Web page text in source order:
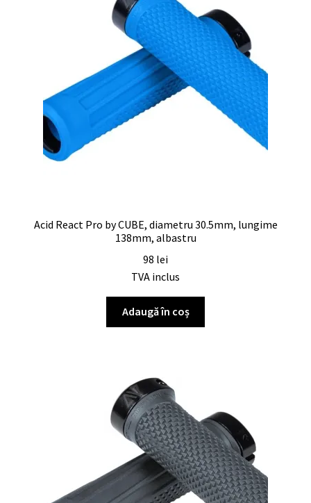
Acid React Pro by CUBE, diametru 30.5mm, lungime
138mm, albastru
98 lei
TVA inclus
Adaugă în coș